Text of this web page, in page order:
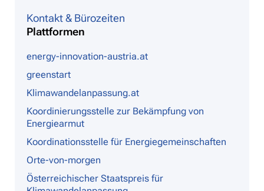
Kontakt & Bürozeiten
Plattformen
energy-innovation-austria.at
greenstart
Klimawandelanpassung.at
Koordinierungsstelle zur Bekämpfung von
Energiearmut
Koordinationsstelle für Energiegemeinschaften
Orte-von-morgen
Österreichischer Staatspreis für